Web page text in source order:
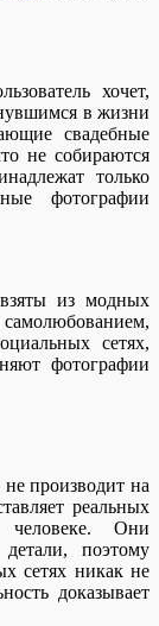
хочет,
в жизни
свадебные
не собираются
только
фотографии
из модных
сетях,
фотографии
производит на
реальных
Они
поэтому
сетях никак не
доказывает